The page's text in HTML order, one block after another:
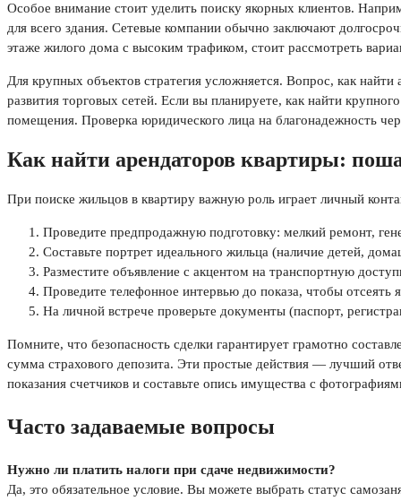
Особое внимание стоит уделить поиску якорных клиентов.
для всего здания. Сетевые компании обычно заключают
этаже жилого дома с высоким трафиком, стоит рассмотреть
Для крупных объектов стратегия усложняется. Вопрос, как
развития торговых сетей. Если вы планируете, как найти
помещения. Проверка юридического лица на благонадежность
Как найти арендаторов квартиры:
При поиске жильцов в квартиру важную роль играет личный
Проведите предпродажную подготовку: мелкий ремонт,
Составьте портрет идеального жильца (наличие детей,
Разместите объявление с акцентом на транспортную
Проведите телефонное интервью до показа, чтобы отсеять
На личной встрече проверьте документы (паспорт,
Помните, что безопасность сделки гарантирует грамотно
сумма страхового депозита. Эти простые действия — лучший
показания счетчиков и составьте опись имущества с
Часто задаваемые вопросы
Нужно ли платить налоги при сдаче недвижимости?
Да, это обязательное условие. Вы можете выбрать статус